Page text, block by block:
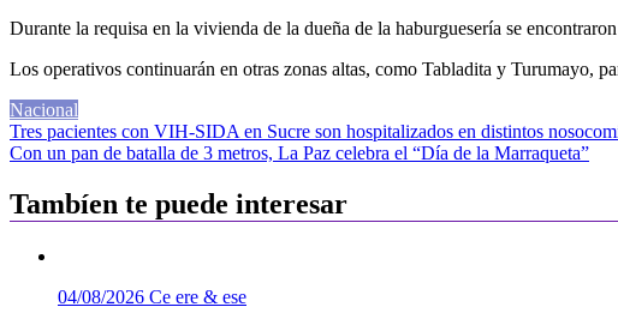
Durante la requisa en la vivienda de la dueña de la haburguesería se
Los operativos continuarán en otras zonas altas, como Tabladita y Turumayo,
Nacional
Navegación
de
entradas
Tres pacientes con VIH-SIDA en Sucre son hospitalizados en distintos
Con un pan de batalla de 3 metros, La Paz celebra el “Día de la Marraqueta”
Tambíen te puede interesar
04/08/2026 Ce ere & ese